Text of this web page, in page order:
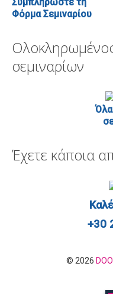
Φόρμα Σεμιναρίου
σεμιναρίων
Όλα
Έχετε κάποια
+30
© 2026